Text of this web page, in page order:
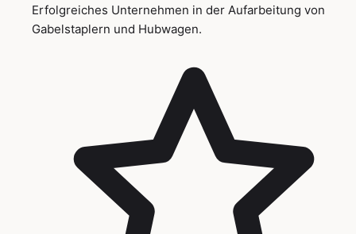
Erfolgreiches Unternehmen in der Aufarbeitung von
Gabelstaplern und Hubwagen.